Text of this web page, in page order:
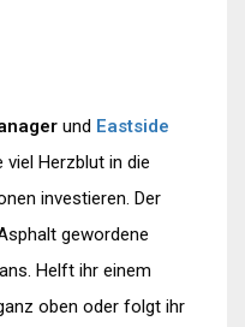
und Eastside
viel Herzblut in die
investieren. Der
gewordene
Helft ihr einem
oben oder folgt ihr